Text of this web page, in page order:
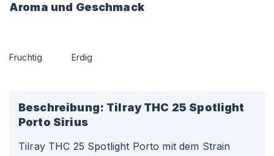
Aroma und Geschmack
Fruchtig Erdig
Beschreibung: Tilray THC 25 Spotlight
Porto Sirius
Tilray THC 25 Spotlight Porto mit dem Strain